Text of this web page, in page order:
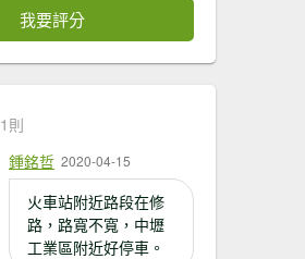
我要評分
1則
鍾銘哲 2020-04-15
火車站附近路段在修
路，路寬不寬，中壢
工業區附近好停車。